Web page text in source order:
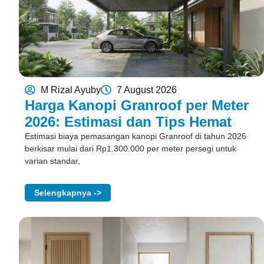
M Rizal Ayuby 7 August 2026
Harga Kanopi Granroof per Meter
2026: Estimasi dan Tips Hemat
Estimasi biaya pemasangan kanopi Granroof di tahun 2026
berkisar mulai dari Rp1.300.000 per meter persegi untuk
varian standar,
Selengkapnya ->